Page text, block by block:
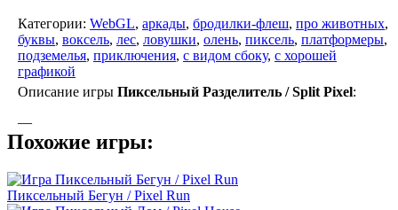
Категории: WebGL, аркады, бродилки-флеш, про животных,
буквы, воксель, лес, ловушки, олень, пиксель, платформеры,
подземелья, приключения, с видом сбоку, с хорошей
графикой
Описание игры Пиксельный Разделитель / Split Pixel:
—
Похожие игры:
Пиксельный Бегун / Pixel Run